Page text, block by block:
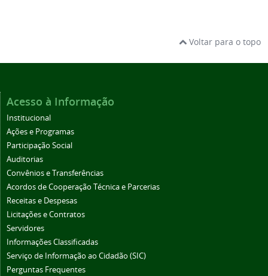
Voltar para o topo
Acesso à Informação
Institucional
Ações e Programas
Participação Social
Auditorias
Convênios e Transferências
Acordos de Cooperação Técnica e Parcerias
Receitas e Despesas
Licitações e Contratos
Servidores
Informações Classificadas
Serviço de Informação ao Cidadão (SIC)
Perguntas Frequentes